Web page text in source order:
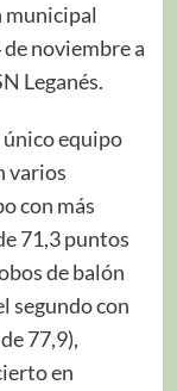
municipal
noviembre a
Leganés.
único equipo
varios
con más
71,3 puntos
de balón
segundo con
77,9),
en